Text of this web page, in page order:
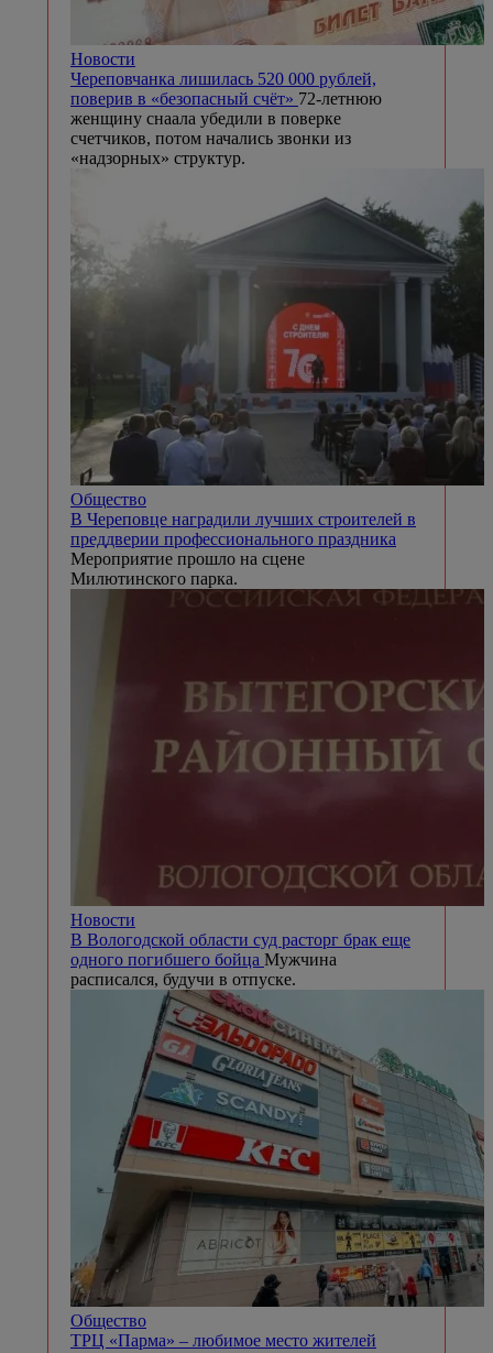
Новости
Череповчанка лишилась 520 000 рублей,
поверив в «безопасный счёт» 72-летнюю
женщину снаала убедили в поверке
счетчиков, потом начались звонки из
«надзорных» структур.
Общество
В Череповце наградили лучших строителей в
преддверии профессионального праздника
Мероприятие прошло на сцене
Милютинского парка.
Новости
В Вологодской области суд расторг брак еще
одного погибшего бойца Мужчина
расписался, будучи в отпуске.
Общество
ТРЦ «Парма» – любимое место жителей